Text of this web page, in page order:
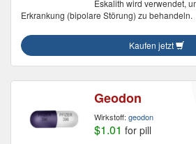
Eskalith wird verwendet,
Erkrankung (bipolare Störung) zu behandeln.
Kaufen jetzt
Geodon
Wirkstoff: geodon
$1.01 for pill